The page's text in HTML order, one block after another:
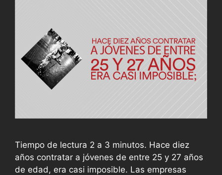
Tiempo de lectura 2 a 3 minutos. Hace diez
años contratar a jóvenes de entre 25 y 27 años
de edad, era casi imposible. Las empresas